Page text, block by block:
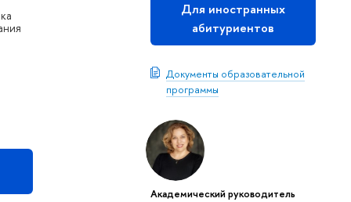
Для иностранных
абитуриентов
Документы образовательной
программы
Академический руководитель